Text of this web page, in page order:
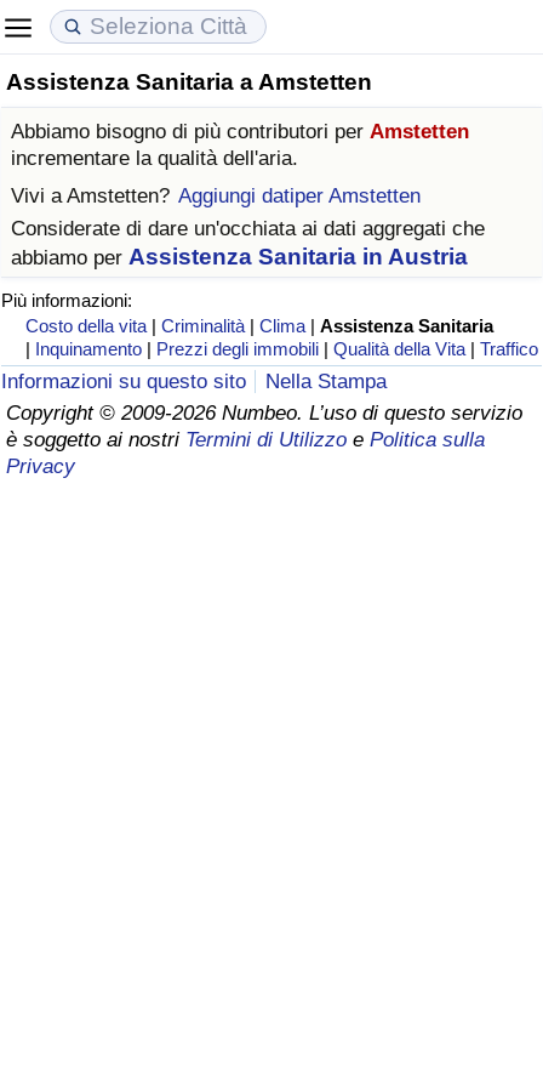
Assistenza Sanitaria a Amstetten
Abbiamo bisogno di più contributori per Amstetten
incrementare la qualità dell'aria.
Vivi aAmstetten? Aggiungi datiper Amstetten
Considerate di dare un'occhiata ai dati aggregati che
abbiamo per Assistenza Sanitaria in Austria
Più informazioni:
Costo della vita |Criminalità |Clima |Assistenza Sanitaria
| Inquinamento | Prezzi degli immobili |Qualità della Vita |Traffico
Informazioni su questo sito
Nella Stampa
Copyright © 2009-2026 Numbeo. L’uso di questo servizio
è soggetto ai nostri Termini di Utilizzo e Politica sulla
Privacy
Costo della vita
Indice Del Costo Della Vita (corrente)
Indice Del Costo Della Vita
Indice del Costo della Vita per Nazione
ad Aqaba
Prezzi degli immobili
Indice del Prezzo delle Case (Corrente)
Indice del Prezzo delle Case
Indice del Prezzo delle Case per Nazione
Qualità della Vita
Indice della Qualità della Vita
Indice della Qualità della Vita (Corrente)
Indice della qualità della vita per Paese
Criminalità
Indice del Tasso di Criminalità (Corrente)
Indice della Criminalità